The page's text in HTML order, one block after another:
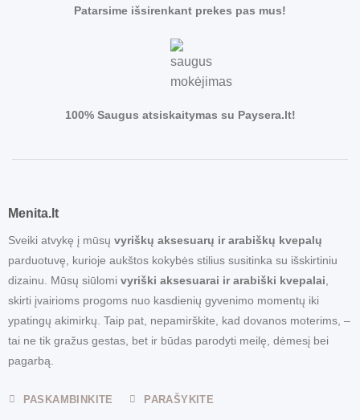
Patarsime išsirenkant prekes pas mus!
100% Saugus atsiskaitymas su Paysera.lt!
Menita.lt
Sveiki atvykę į mūsų vyriškų aksesuarų ir arabiškų kvepalų
parduotuvę, kurioje aukštos kokybės stilius susitinka su išskirtiniu
dizainu. Mūsų siūlomi vyriški aksesuarai ir arabiški kvepalai,
skirti įvairioms progoms nuo kasdienių gyvenimo momentų iki
ypatingų akimirkų. Taip pat, nepamirškite, kad dovanos moterims, –
tai ne tik gražus gestas, bet ir būdas parodyti meilę, dėmesį bei
pagarbą.
PASKAMBINKITE PARAŠYKITE